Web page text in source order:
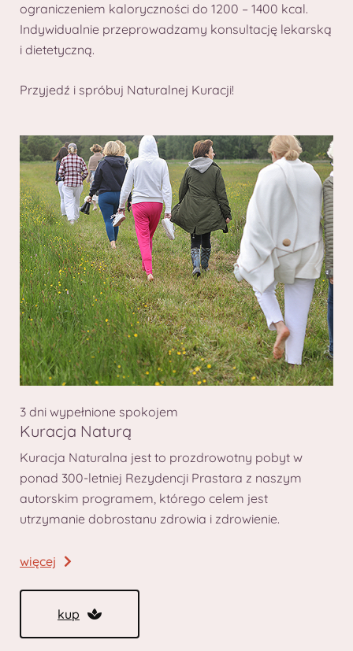
ograniczeniem kaloryczności do 1200 – 1400 kcal.
Indywidualnie przeprowadzamy konsultację lekarską
i dietetyczną.
Przyjedź i spróbuj Naturalnej Kuracji!
3 dni wypełnione spokojem
Kuracja Naturą
Kuracja Naturalna jest to prozdrowotny pobyt w
ponad 300-letniej Rezydencji Prastara z naszym
autorskim programem, którego celem jest
utrzymanie dobrostanu zdrowia i zdrowienie.
więcej
kup